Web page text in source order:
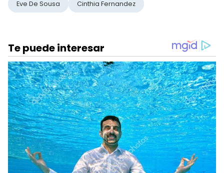
Eve De Sousa Cinthia Fernandez